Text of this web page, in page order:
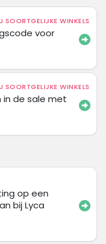
WINKELS
voor
WINKELS
de sale met
op een
bij Lyca